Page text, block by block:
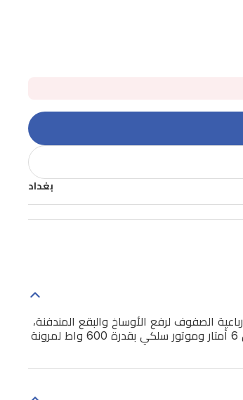
بغداد
يقدم بيسل TurboClean PowerBrush 2889K غسالة سجاد فعالة لتنظيف عميق للسجاد والموكيت والستائر والسلالم. تتميز بفرشاة DeepReach رباعية الصفوف لرفع الأوساخ والبقع المندفنة،
وفوهة قابلة للإزالة للصيانة السهلة، ونظام خزانين لفصل الماء النظيف عن الملوث. بسعة خزان ماء نظيف 2.4 لتر وخزان وسخ 1.7 لتر، مع سلك بطول 6 أمتار وموتور سلكي بقدرة 600 واط لمرونة